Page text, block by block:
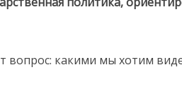
вопрос: какими мы хотим